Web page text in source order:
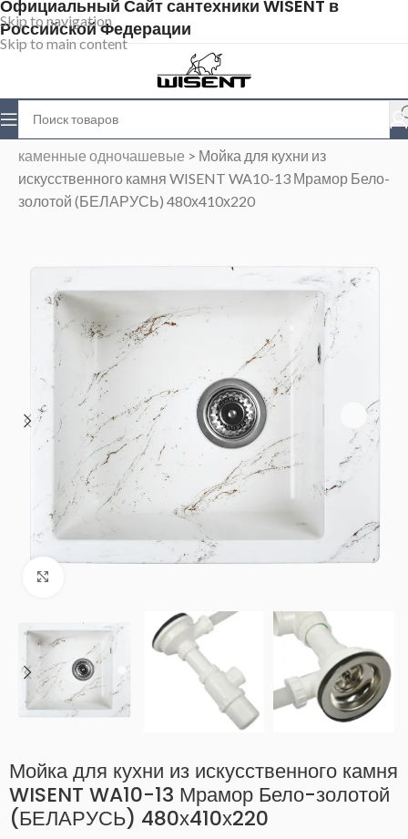
Skip to navigation
Skip to main content
Официальный Сайт сантехники WISENT в
Российской Федерации
Магазин
каменные одночашевые > Мойка для кухни из
искусственного камня WISENT WA10-13 Мрамор Бело-
золотой (БЕЛАРУСЬ) 480х410х220
Мойка для кухни из искусственного камня
WISENT WA10-13 Мрамор Бело-золотой
(БЕЛАРУСЬ) 480х410х220